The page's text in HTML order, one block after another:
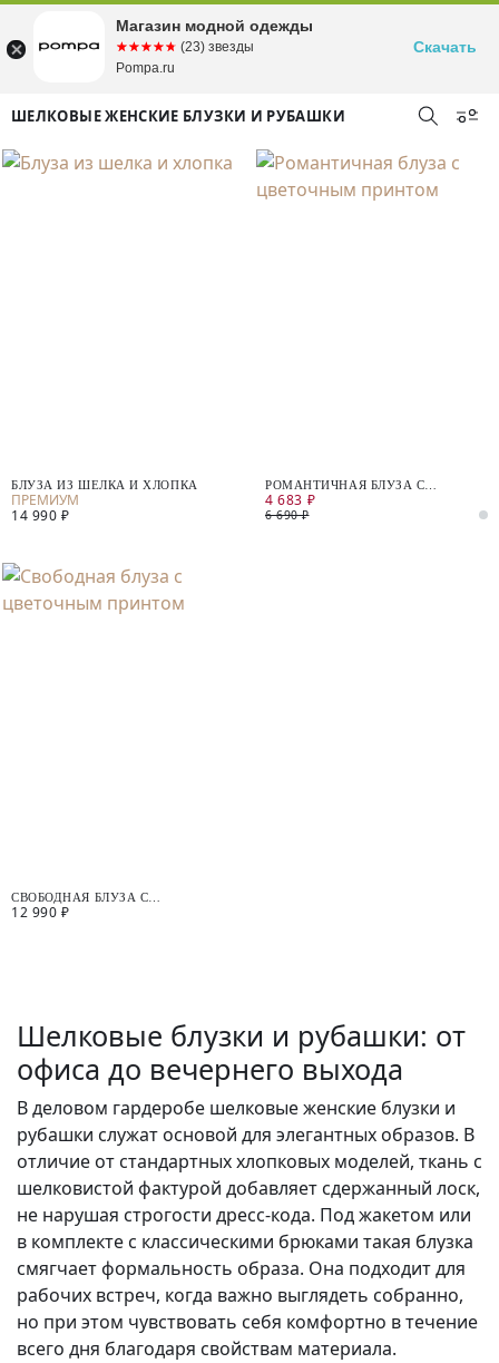
ШЕЛКОВЫЕ ЖЕНСКИЕ БЛУЗКИ И РУБАШКИ
БЛУЗА ИЗ ШЕЛКА И ХЛОПКА
14 990 ₽
РОМАНТИЧНАЯ БЛУЗА С
ЦВЕТОЧНЫМ ПРИНТОМ
4 683 ₽
6 690 ₽
СВОБОДНАЯ БЛУЗА С
ЦВЕТОЧНЫМ ПРИНТОМ
12 990 ₽
Шелковые блузки и рубашки: от
офиса до вечернего выхода
В деловом гардеробе шелковые женские блузки и
рубашки служат основой для элегантных образов. В
отличие от стандартных хлопковых моделей, ткань с
шелковистой фактурой добавляет сдержанный лоск,
не нарушая строгости дресс-кода. Под жакетом или
в комплекте с классическими брюками такая блузка
смягчает формальность образа. Она подходит для
рабочих встреч, когда важно выглядеть собранно,
но при этом чувствовать себя комфортно в течение
всего дня благодаря свойствам материала.
Магазин модной одежды
☆☆☆☆☆
★★★★★ (23) звезды
Pompa.ru
Скачать